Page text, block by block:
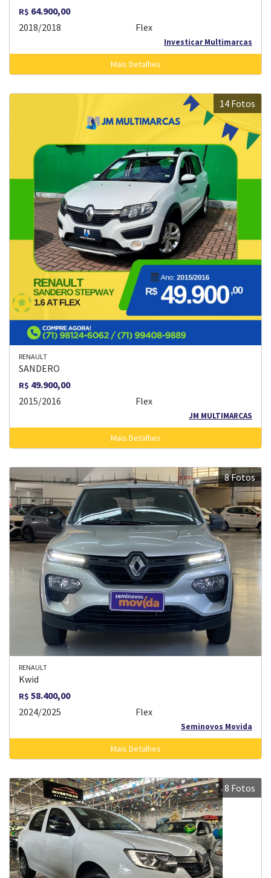
R$ 64.900,00
2018/2018
Flex
Investicar Multimarcas
Mais Detalhes
14 Fotos
RENAULT
SANDERO
R$ 49.900,00
2015/2016
Flex
JM MULTIMARCAS
Mais Detalhes
8 Fotos
RENAULT
Kwid
R$ 58.400,00
2024/2025
Flex
Seminovos Movida
Mais Detalhes
8 Fotos